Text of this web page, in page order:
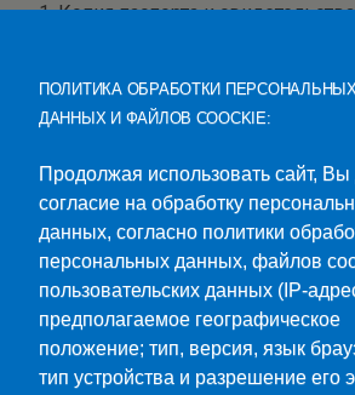
Копия паспорта и
Постановление (решение) суда,
очереди на жилье;
Характеристика на
заведения или детского дома;
Копия СНИЛС;
Копия медицинского полиса;
Копия медицинской карты;
Реквизиты банковского счета;
Фото (1 шт. 3×4).
ПОЛИТИКА ОБРАБОТКИ ПЕРСОНАЛЬНЫХ
ДАННЫХ И ФАЙЛОВ COOCKIE:
Продолжая использовать сайт, Вы
согласие на обработку
данных, согласно политики
персональных данных, файлов
пользовательских данных (IP-
предполагаемое географическое
положение; тип, версия, язык
тип устройства и разрешение его